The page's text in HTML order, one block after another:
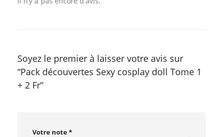
Soyez le premier à laisser votre avis sur
“Pack découvertes Sexy cosplay doll Tome 1
+ 2 Fr”
Votre note*